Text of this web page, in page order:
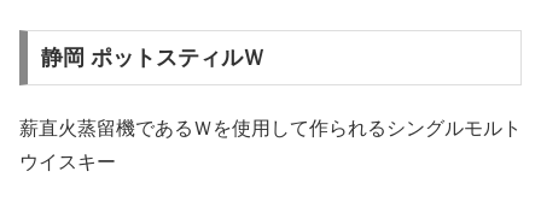
静岡 ポットスティルＷ
薪直火蒸留機であるＷを使用して作られるシングルモルト
ウイスキー